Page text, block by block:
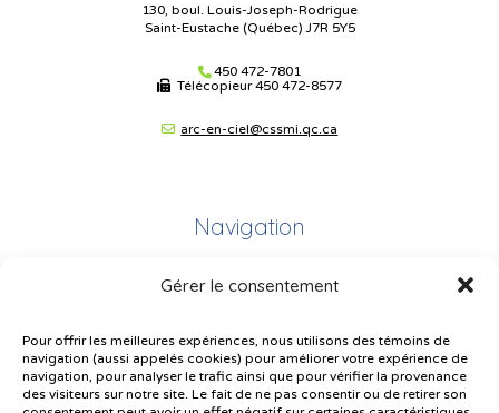
Gérer le consentement
Pour offrir les meilleures expériences, nous utilisons des témoins de
navigation (aussi appelés cookies) pour améliorer votre expérience de
navigation, pour analyser le trafic ainsi que pour vérifier la provenance
des visiteurs sur notre site. Le fait de ne pas consentir ou de retirer son
130, boul. Louis-Joseph-Rodrigue
Saint-Eustache (Québec) J7R 5Y5
450 472-7801
Télécopieur450 472-8577
arc-en-ciel@cssmi.qc.ca
Navigation
Plan du site
Plainte – service à l’élève
Politique de confidentialité